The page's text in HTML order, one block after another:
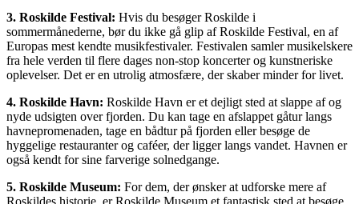
3. Roskilde Festival: Hvis du besøger Roskilde i
sommermånederne, bør du ikke gå glip af Roskilde Festival, en af
Europas mest kendte musikfestivaler. Festivalen samler musikelskere
fra hele verden til flere dages non-stop koncerter og kunstneriske
oplevelser. Det er en utrolig atmosfære, der skaber minder for livet.
4. Roskilde Havn: Roskilde Havn er et dejligt sted at slappe af og
nyde udsigten over fjorden. Du kan tage en afslappet gåtur langs
havnepromenaden, tage en bådtur på fjorden eller besøge de
hyggelige restauranter og caféer, der ligger langs vandet. Havnen er
også kendt for sine farverige solnedgange.
5. Roskilde Museum: For dem, der ønsker at udforske mere af